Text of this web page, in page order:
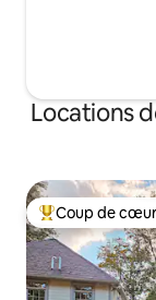
Locations
Coups de cœur
Coup de